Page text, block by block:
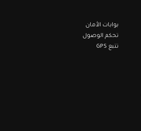
بوابات الأمان
تحكم الوصول
تتبع GPS